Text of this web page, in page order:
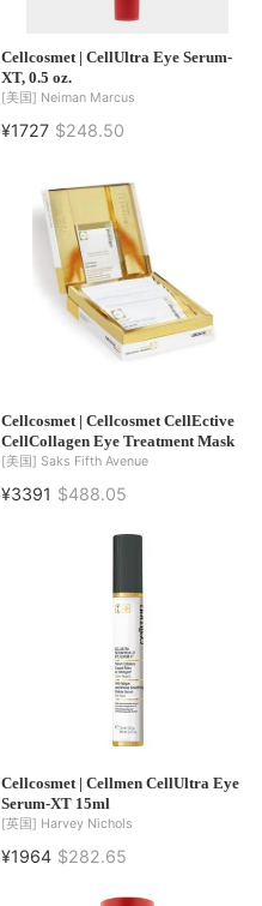
Cellcosmet | CellUltra Eye Serum-
XT, 0.5 oz.
[美国] Neiman Marcus
¥1727 $248.50
Cellcosmet | Cellcosmet CellEctive
CellCollagen Eye Treatment Mask
[美国] Saks Fifth Avenue
¥3391 $488.05
Cellcosmet | Cellmen CellUltra Eye
Serum-XT 15ml
[英国] Harvey Nichols
¥1964 $282.65